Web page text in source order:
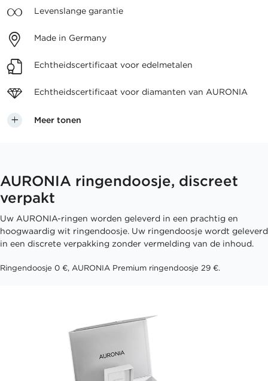
Levenslange garantie
Made in Germany
Echtheidscertificaat voor edelmetalen
Echtheidscertificaat voor diamanten van AURONIA
Meer tonen
AURONIA ringendoosje, discreet
verpakt
Uw AURONIA-ringen worden geleverd in een prachtig en
hoogwaardig wit ringendoosje. Uw ringendoosje wordt geleverd
in een discrete verpakking zonder vermelding van de inhoud.
Ringendoosje 0 €, AURONIA Premium ringendoosje 29 €.